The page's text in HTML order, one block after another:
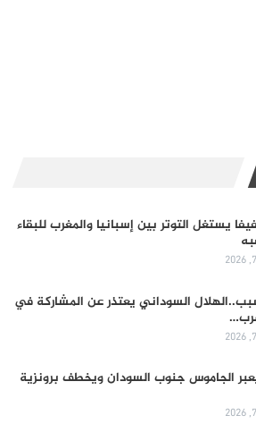
يستغل التوتر بين إسبانيا والمغرب للبقاء
السوداني يعتذر عن المشاركة في
الجاموس جنوب السودان ويخطف برونزية